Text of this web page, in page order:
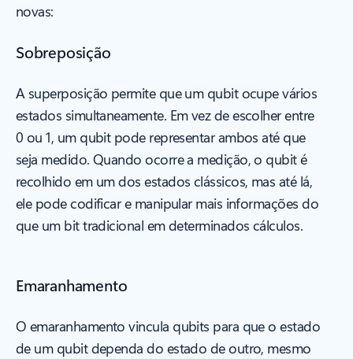
novas:
Sobreposição
A superposição permite que um qubit ocupe vários
estados simultaneamente. Em vez de escolher entre
0 ou 1, um qubit pode representar ambos até que
seja medido. Quando ocorre a medição, o qubit é
recolhido em um dos estados clássicos, mas até lá,
ele pode codificar e manipular mais informações do
que um bit tradicional em determinados cálculos.
Emaranhamento
O emaranhamento vincula qubits para que o estado
de um qubit dependa do estado de outro, mesmo